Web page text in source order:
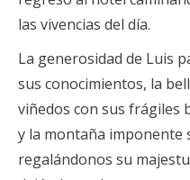
las vivencias del día.
La generosidad de Luis
sus conocimientos, la
viñedos con sus frágiles
y la montaña imponente
regalándonos su